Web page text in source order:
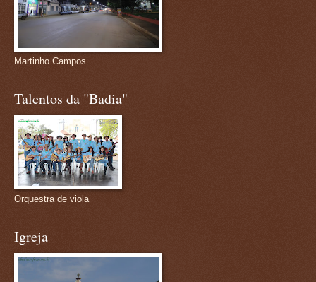
Martinho Campos
Talentos da "Badia"
Orquestra de viola
Igreja